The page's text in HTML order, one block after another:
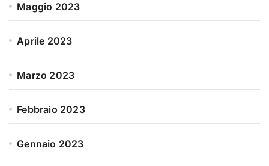
Maggio 2023
Aprile 2023
Marzo 2023
Febbraio 2023
Gennaio 2023